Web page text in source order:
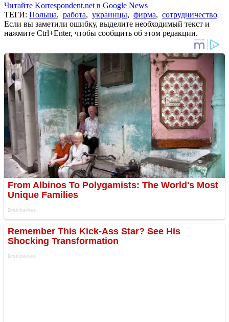
Читайте Korrespondent.net в Google News
ТЕГИ: Польша, работа, украинцы, фирма, сотрудничество
Если вы заметили ошибку, выделите необходимый текст и
нажмите Ctrl+Enter, чтобы сообщить об этом редакции.